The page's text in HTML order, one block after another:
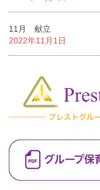
11月 献立
2022年11月1日